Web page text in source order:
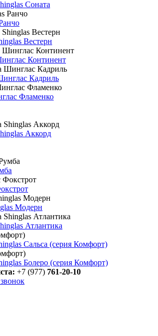
Соната
Вестерн
Континент
Кадриль
Фламенко
Аккорд
Модерн
Атлантика
Сальса (серия Комфорт)
Болеро (серия Комфорт)
+7 (977) 761-20-10